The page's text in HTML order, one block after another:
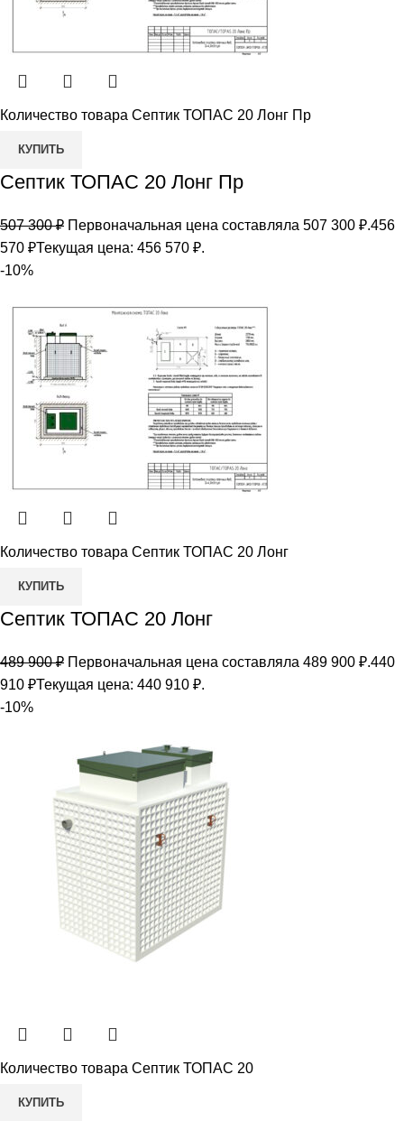
Количество товара Септик ТОПАС 20 Лонг Пр
КУПИТЬ
Септик ТОПАС 20 Лонг Пр
507 300₽ Первоначальная цена составляла 507 300 ₽.456
570 ₽Текущая цена: 456 570 ₽.
-10%
Количество товара Септик ТОПАС 20 Лонг
КУПИТЬ
Септик ТОПАС 20 Лонг
489 900₽ Первоначальная цена составляла 489 900 ₽.440
910 ₽Текущая цена: 440 910 ₽.
-10%
Количество товара Септик ТОПАС 20
КУПИТЬ